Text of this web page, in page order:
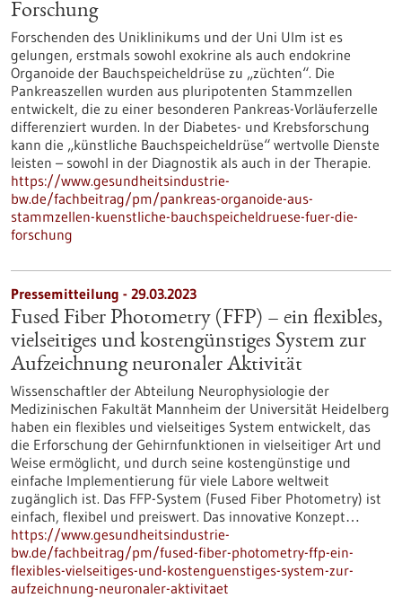
Forschung
Forschenden des Uniklinikums und der Uni Ulm ist es
gelungen, erstmals sowohl exokrine als auch endokrine
Organoide der Bauchspeicheldrüse zu „züchten“. Die
Pankreaszellen wurden aus pluripotenten Stammzellen
entwickelt, die zu einer besonderen Pankreas-Vorläuferzelle
differenziert wurden. In der Diabetes- und Krebsforschung
kann die „künstliche Bauchspeicheldrüse“ wertvolle Dienste
leisten – sowohl in der Diagnostik als auch in der Therapie.
https://www.gesundheitsindustrie-
bw.de/fachbeitrag/pm/pankreas-organoide-aus-
stammzellen-kuenstliche-bauchspeicheldruese-fuer-die-
forschung
Pressemitteilung - 29.03.2023
Fused Fiber Photometry (FFP) – ein flexibles,
vielseitiges und kostengünstiges System zur
Aufzeichnung neuronaler Aktivität
Wissenschaftler der Abteilung Neurophysiologie der
Medizinischen Fakultät Mannheim der Universität Heidelberg
haben ein flexibles und vielseitiges System entwickelt, das
die Erforschung der Gehirnfunktionen in vielseitiger Art und
Weise ermöglicht, und durch seine kostengünstige und
einfache Implementierung für viele Labore weltweit
zugänglich ist. Das FFP-System (Fused Fiber Photometry) ist
einfach, flexibel und preiswert. Das innovative Konzept…
https://www.gesundheitsindustrie-
bw.de/fachbeitrag/pm/fused-fiber-photometry-ffp-ein-
flexibles-vielseitiges-und-kostenguenstiges-system-zur-
aufzeichnung-neuronaler-aktivitaet